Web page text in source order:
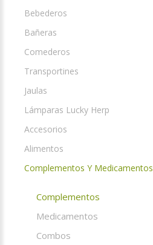
Bebederos
Bañeras
Comederos
Transportines
Jaulas
Lámparas Lucky Herp
Accesorios
Alimentos
Complementos Y Medicamentos
Complementos
Medicamentos
Combos